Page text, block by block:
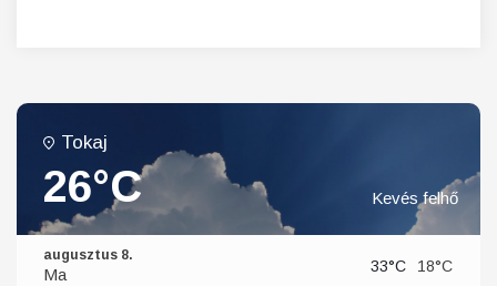
Tokaj
26°C Kevés felhő
augusztus 8.
Ma 33°C 18°C